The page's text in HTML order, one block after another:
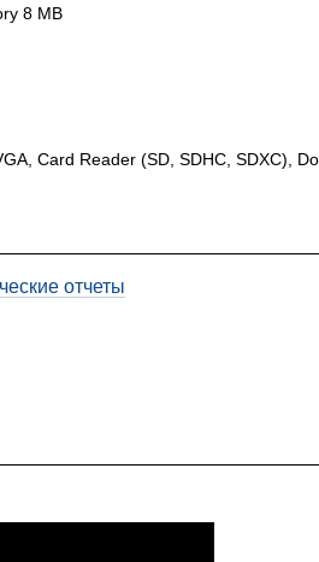
8 MB
Card Reader (SD, SDHC, SDXC),
отчеты